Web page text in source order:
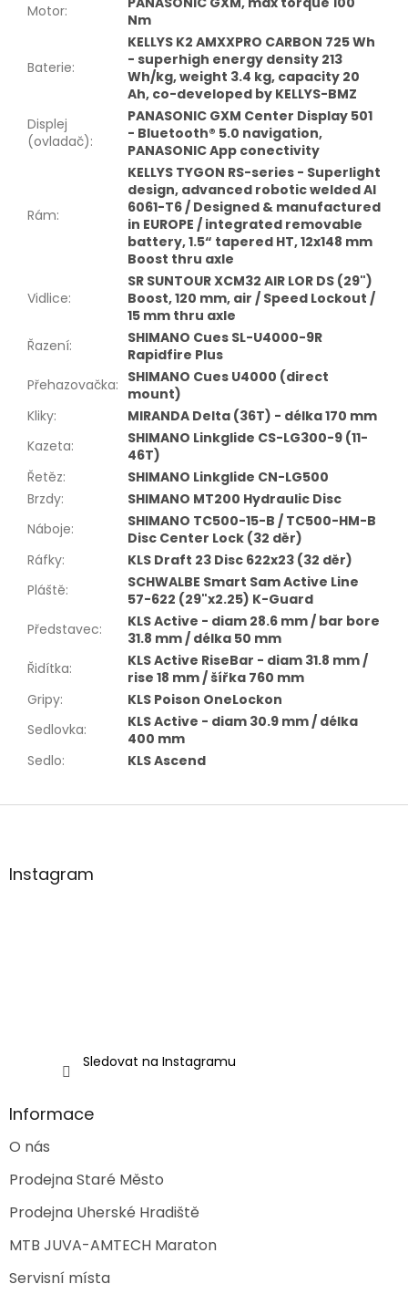
Motor:
Nm
Baterie:
KELLYS K2 AMXXPRO CARBON 725 Wh
- superhigh energy density 213
Wh/kg, weight 3.4 kg, capacity 20
Ah, co-developed by KELLYS-BMZ
Displej
(ovladač):
PANASONIC GXM Center Display 501
- Bluetooth® 5.0 navigation,
PANASONIC App conectivity
Rám:
KELLYS TYGON RS-series - Superlight
design, advanced robotic welded Al
6061-T6 / Designed & manufactured
in EUROPE / integrated removable
battery, 1.5“ tapered HT, 12x148 mm
Boost thru axle
Vidlice:
SR SUNTOUR XCM32 AIR LOR DS (29")
Boost, 120 mm, air / Speed Lockout /
15 mm thru axle
Řazení:
SHIMANO Cues SL-U4000-9R
Rapidfire Plus
Přehazovačka: SHIMANO Cues U4000 (direct
mount)
Kliky:
MIRANDA Delta (36T) - délka 170 mm
Kazeta:
SHIMANO Linkglide CS-LG300-9 (11-
46T)
Řetěz:
SHIMANO Linkglide CN-LG500
Brzdy:
SHIMANO MT200 Hydraulic Disc
Náboje:
SHIMANO TC500-15-B / TC500-HM-B
Disc Center Lock (32 děr)
Ráfky:
KLS Draft 23 Disc 622x23 (32 děr)
Pláště:
SCHWALBE Smart Sam Active Line
57-622 (29"x2.25) K-Guard
Představec:
KLS Active - diam 28.6 mm / bar bore
31.8 mm / délka 50 mm
Řidítka:
KLS Active RiseBar - diam 31.8 mm /
rise 18 mm / šířka 760 mm
Gripy:
KLS Poison OneLockon
Sedlovka:
KLS Active - diam 30.9 mm / délka
400 mm
Sedlo: KLS Ascend
Z
aInstagram
Sledovat na Instagramu
Informace
O nás
Prodejna Staré Město
Prodejna Uherské Hradiště
MTB JUVA-AMTECH Maraton
Servisní místa